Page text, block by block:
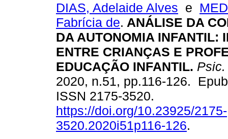
DIAS, Adelaide Alves e
Fabrícia de. ANÁLISE DA
DA AUTONOMIA INFANTIL:
ENTRE CRIANÇAS E
EDUCAÇÃO INFANTIL.
2020, n.51, pp.116-126.
ISSN 2175-3520.
https://doi.org/10.23925/2175-
3520.2020i51p116-126.